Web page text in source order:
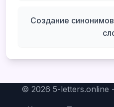
Создание
© 2026 5-letters.online